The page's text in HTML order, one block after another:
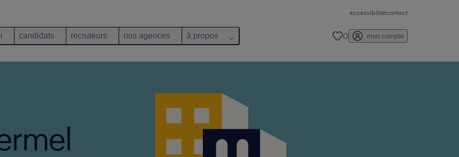
accessibilitécontact
candidats recruteurs nos agences à propos 0 mon compte